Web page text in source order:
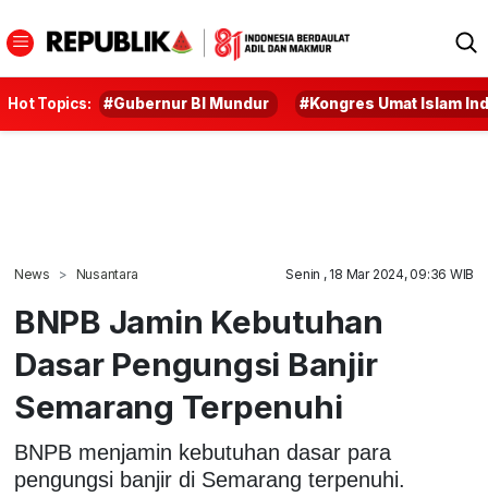
Hot Topics: #Gubernur BI Mundur #Kongres Umat Islam
News Nusantara Senin , 18 Mar 2024, 09:36 WIB
BNPB Jamin Kebutuhan
Dasar Pengungsi Banjir
Semarang Terpenuhi
BNPB menjamin kebutuhan dasar para
pengungsi banjir di Semarang terpenuhi.